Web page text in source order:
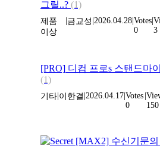
그릴..? (1)
제품
이상
금교성 2026.04.28 Votes
0
3
[PRO] 디컴 프로s 스탠드마
(1)
기타 이한결 2026.04.17 Votes
0
150
[MAX2] 수신기문